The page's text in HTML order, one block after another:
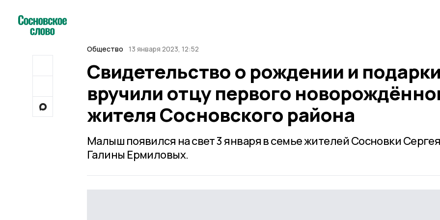
Общество 13 января 2023, 12:52
Свидетельство о рождении и подарки
вручили отцу первого
жителя Сосновского района
Малыш появился на свет 3 января в семье жителей Сосновки
Галины Ермиловых.